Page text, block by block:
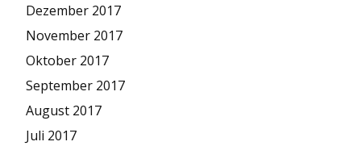
Dezember 2017
November 2017
Oktober 2017
September 2017
August 2017
Juli 2017